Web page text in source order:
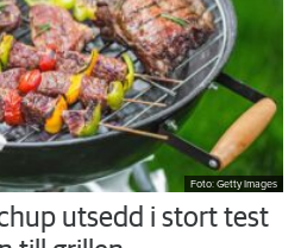
Foto: Getty Images
utsedd i stort test